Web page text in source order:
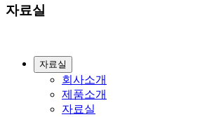
자료실
자료실
회사소개
제품소개
자료실